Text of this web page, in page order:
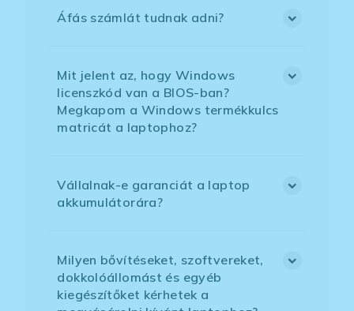
Áfás számlát tudnak adni?
Mit jelent az, hogy Windows
licenszkód van a BIOS-ban?
Megkapom a Windows termékkulcs
matricát a laptophoz?
Vállalnak-e garanciát a laptop
akkumulátorára?
Milyen bővítéseket, szoftvereket,
dokkolóállomást és egyéb
kiegészítőket kérhetek a